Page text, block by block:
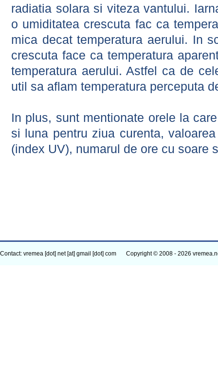
radiatia solara si viteza vantului.
o umiditatea crescuta fac ca
mica decat temperatura aerului. In
crescuta face ca temperatura
temperatura aerului. Astfel ca de
util sa aflam temperatura perceputa
In plus, sunt mentionate orele la
si luna pentru ziua curenta,
(index UV), numarul de ore cu soare
Contact: vremea [dot] net [at] gmail [dot] com Copyright © 2008 - 2026